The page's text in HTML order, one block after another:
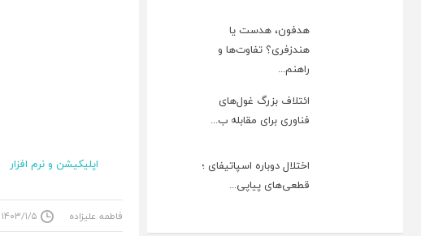
هدفون، هدست یا
هندزفری؟ تفاوت‌ها و
راهنم...
ائتلاف بزرگ غول‌های
فناوری برای مقابله ب...
اختلال دوباره اسپاتیفای ؛
قطعی‌های پیاپی...
اپلیکیشن و نرم افزار
فاطمه علیزاده ۱۴۰۳/۱/۵ ۱۱:۰۳:۳۰